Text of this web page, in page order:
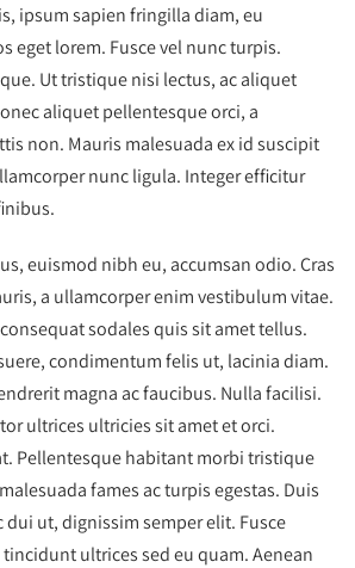
ipsum sapien fringilla diam, eu
eget lorem. Fusce vel nunc turpis.
Ut tristique nisi lectus, ac aliquet
aliquet pellentesque orci, a
non. Mauris malesuada ex id suscipit
nunc ligula. Integer efficitur
euismod nibh eu, accumsan odio. Cras
a ullamcorper enim vestibulum vitae.
sodales quis sit amet tellus.
condimentum felis ut, lacinia diam.
magna ac faucibus. Nulla facilisi.
ultrices ultricies sit amet et orci.
Pellentesque habitant morbi tristique
fames ac turpis egestas. Duis
dui ut, dignissim semper elit. Fusce
ultrices sed eu quam. Aenean